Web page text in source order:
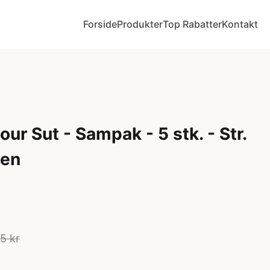
ForsideProdukterTop RabatterKontakt
Sut - Sampak - 5 stk. - Str.
kr